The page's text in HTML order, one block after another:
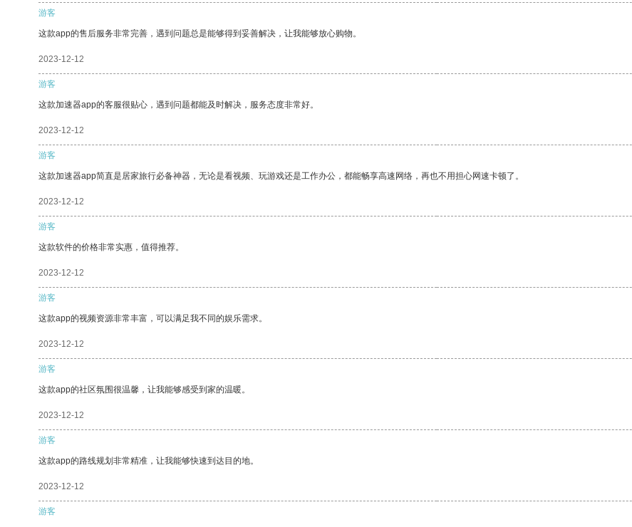
游客
这款app的售后服务非常完善，遇到问题总是能够得到妥善解决，让我能够放心购物。
2023-12-12
游客
这款加速器app的客服很贴心，遇到问题都能及时解决，服务态度非常好。
2023-12-12
游客
这款加速器app简直是居家旅行必备神器，无论是看视频、玩游戏还是工作办公，都能畅享高速网络，再也不用担心网速卡顿了。
2023-12-12
游客
这款软件的价格非常实惠，值得推荐。
2023-12-12
游客
这款app的视频资源非常丰富，可以满足我不同的娱乐需求。
2023-12-12
游客
这款app的社区氛围很温馨，让我能够感受到家的温暖。
2023-12-12
游客
这款app的路线规划非常精准，让我能够快速到达目的地。
2023-12-12
游客